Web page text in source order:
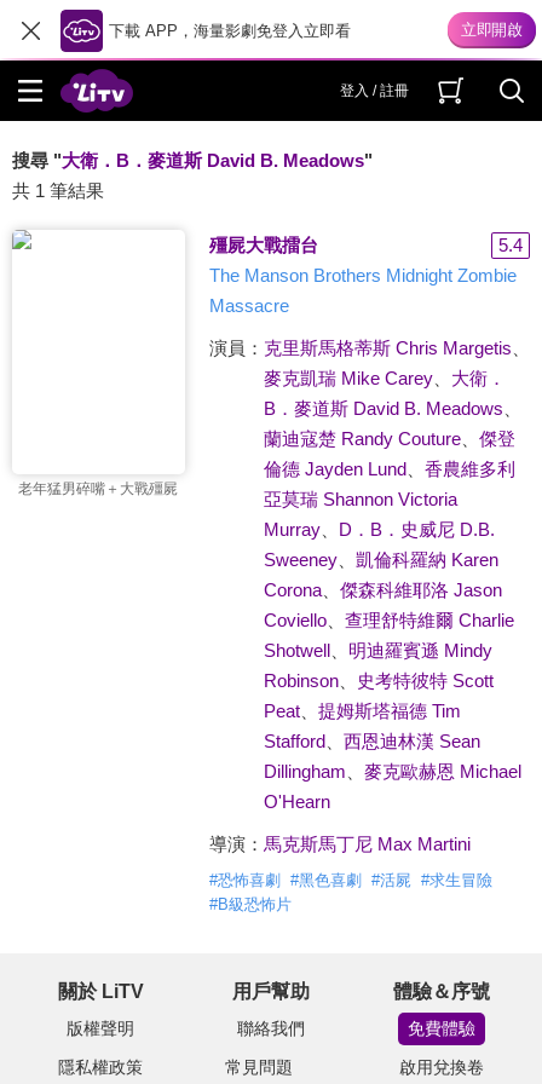
下載 APP，海量影劇免登入立即看
登入 / 註冊
搜尋 "大衛．B．麥道斯 David B. Meadows"
共 1 筆結果
老年猛男碎嘴＋大戰殭屍
殭屍大戰擂台
5.4
The Manson Brothers Midnight Zombie
Massacre
演員： 克里斯馬格蒂斯 Chris Margetis
麥克凱瑞 Mike Carey、 大衛．
B．麥道斯 David B. Meadows
蘭迪寇楚 Randy Couture、 傑登
倫德 Jayden Lund、 香農維多利
亞莫瑞 Shannon Victoria
Murray、 D．B．史威尼 D.B.
Sweeney、 凱倫科羅納 Karen
Corona、 傑森科維耶洛 Jason
Coviello、 查理舒特維爾 Charlie
Shotwell、 明迪羅賓遜 Mindy
Robinson、
史考特彼特 Scott
Peat、 提姆斯塔福德 Tim
Stafford、 西恩迪林漢 Sean
Dillingham
麥克歐赫恩 Michael
O'Hearn
導演： 馬克斯馬丁尼 Max Martini
#恐怖喜劇 #黑色喜劇 #活屍 #求生冒險
#B級恐怖片
關於 LiTV
版權聲明
隱私權政策
用戶幫助
聯絡我們
常見問題
體驗＆序號
免費體驗
啟用兌換卷